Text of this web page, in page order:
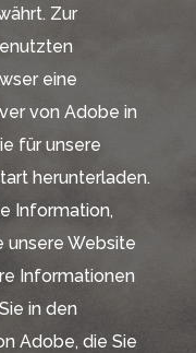
Zur
eine
von Adobe in
für unsere
herunterladen.
Information,
unsere Website
Informationen
in den
Adobe, die Sie